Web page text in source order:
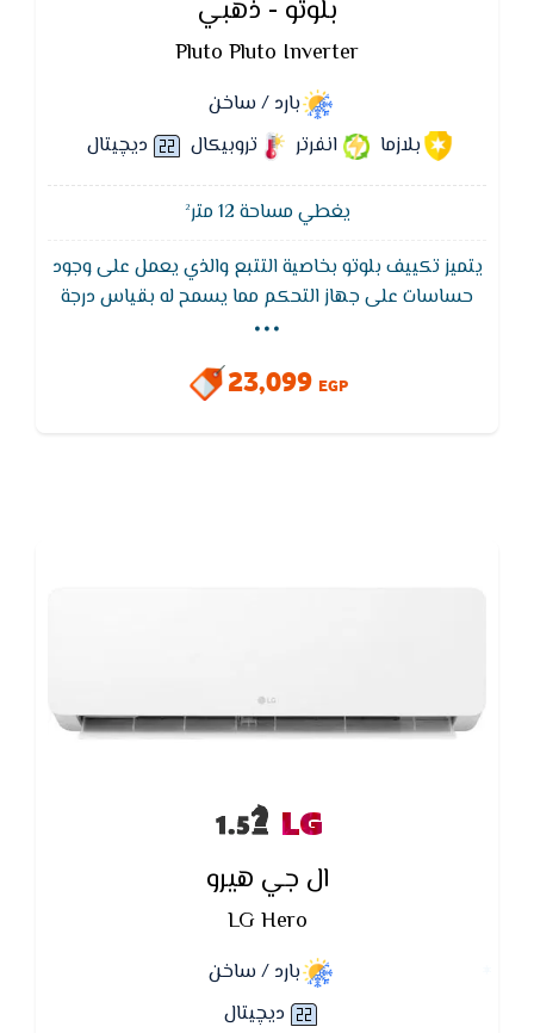
بلوتو - ذهبي
Pluto Pluto Inverter
بارد / ساخن
بلازما
انفرتر تروبيكال ديچيتال
يغطي مساحة 12 متر²
يتميز تكييف بلوتو بخاصية التتبع والذي يعمل على وجود
حساسات على جهاز التحكم مما يسمح له بقياس درجة
الحرارة المحيطة وإرسالها إلى التكييف لتحديد درجة التبريد
مما يوفر أكبر قدر من ويمنح أكبر قدر من الراحة أثناء النوم
...
23,099 EGP
LG
ال جي هيرو
LG Hero
بارد / ساخن
ديچيتال